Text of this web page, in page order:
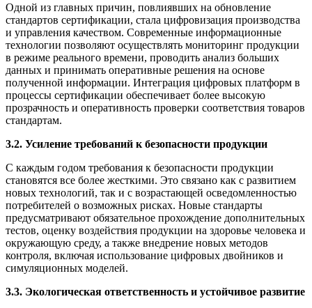
Одной из главных причин, повлиявших на обновление
стандартов сертификации, стала цифровизация производства
и управления качеством. Современные информационные
технологии позволяют осуществлять мониторинг продукции
в режиме реального времени, проводить анализ больших
данных и принимать оперативные решения на основе
полученной информации. Интеграция цифровых платформ в
процессы сертификации обеспечивает более высокую
прозрачность и оперативность проверки соответствия товаров
стандартам.
3.2. Усиление требований к безопасности продукции
С каждым годом требования к безопасности продукции
становятся все более жесткими. Это связано как с развитием
новых технологий, так и с возрастающей осведомленностью
потребителей о возможных рисках. Новые стандарты
предусматривают обязательное прохождение дополнительных
тестов, оценку воздействия продукции на здоровье человека и
окружающую среду, а также внедрение новых методов
контроля, включая использование цифровых двойников и
симуляционных моделей.
3.3. Экологическая ответственность и устойчивое развитие